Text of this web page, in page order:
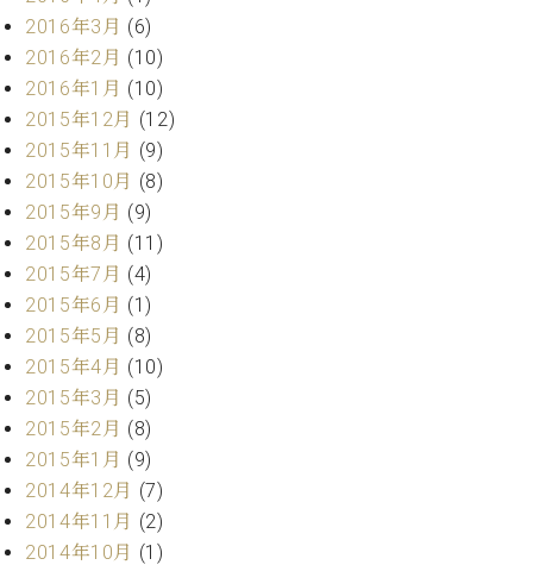
マ
ー
サ
ー
ビ
ス
(
調
律
)
ア
フ
タ
ー
ー
ビ
ス
(調
律)
調
2016年3月 (6)
2016年2月 (10)
2016年1月 (10)
2015年12月 (12)
2015年11月 (9)
2015年10月 (8)
2015年9月 (9)
2015年8月 (11)
2015年7月 (4)
2015年6月 (1)
2015年5月 (8)
2015年4月 (10)
2015年3月 (5)
2015年2月 (8)
2015年1月 (9)
2014年12月 (7)
2014年11月 (2)
2014年10月 (1)